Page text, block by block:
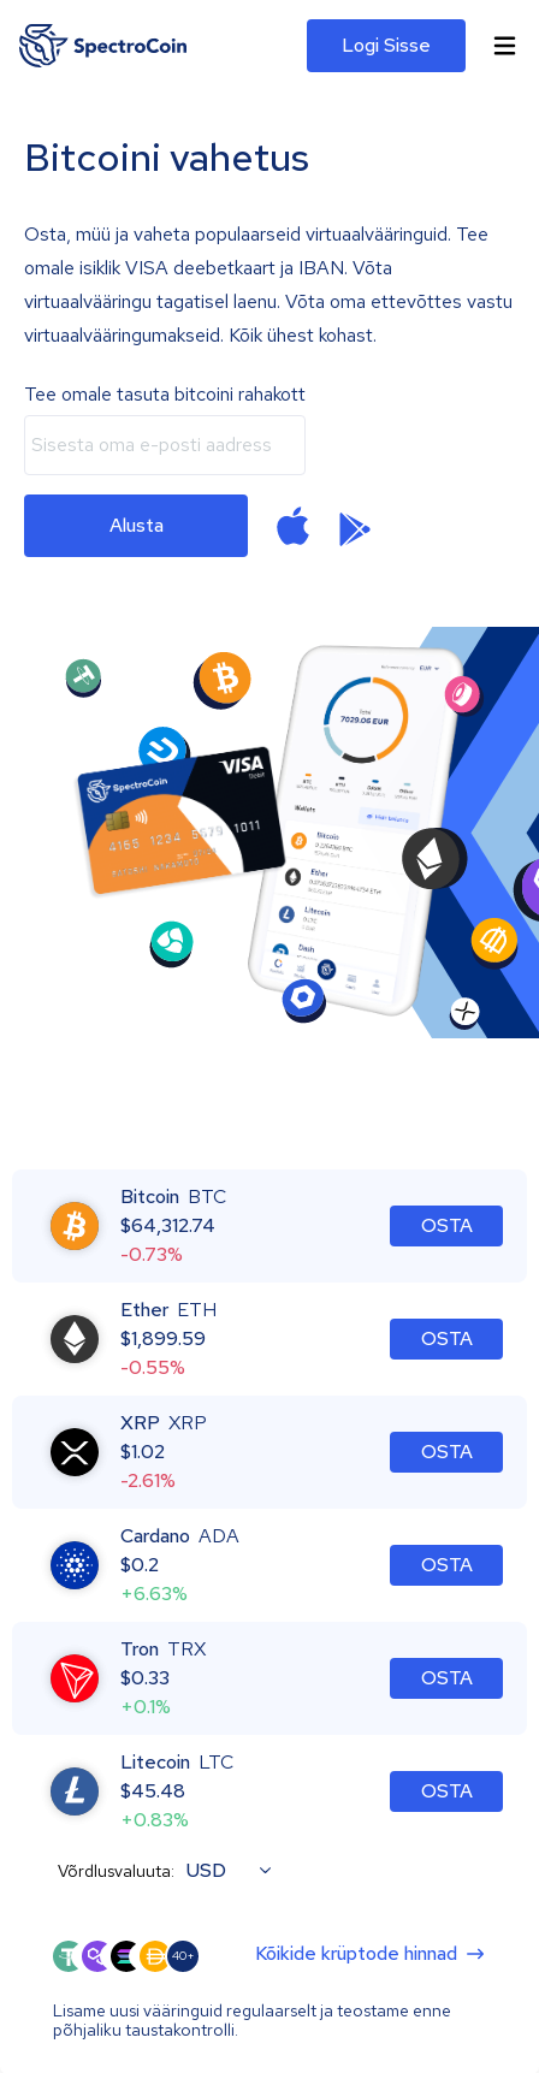
Logi Sisse
Bitcoini vahetus
Osta, müü ja vaheta populaarseid virtuaalvääringuid. Tee
omale isiklik VISA deebetkaart ja IBAN. Võta
virtuaalvääringu tagatisel laenu. Võta oma ettevõttes vastu
virtuaalvääringumakseid. Kõik ühest kohast.
Tee omale tasuta bitcoini rahakott
Alusta
Bitcoin BTC
$64,312.74
-0.73%
OSTA
Ether ETH
$1,899.59
-0.55%
OSTA
XRP XRP
$1.02
-2.61%
OSTA
Cardano ADA
$0.2
+6.63%
OSTA
Tron TRX
$0.33
+0.1%
OSTA
Litecoin LTC
$45.48
+0.83%
OSTA
Võrdlusvaluuta: USD
40+ Kõikide krüptode hinnad
Lisame uusi vääringuid regulaarselt ja teostame enne
põhjaliku taustakontrolli.